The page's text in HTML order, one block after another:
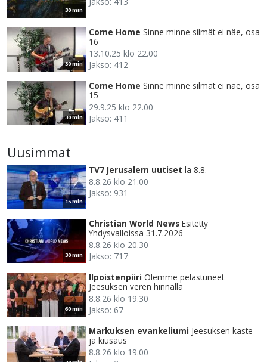
30 min
30 min
Come Home Sinne minne silmät ei näe, osa
16
13.10.25 klo 22.00
Jakso: 412
30 min
Come Home Sinne minne silmät ei näe, osa
15
29.9.25 klo 22.00
Jakso: 411
Uusimmat
15 min
TV7 Jerusalem uutiset la 8.8.
8.8.26 klo 21.00
Jakso: 931
30 min
Christian World News Esitetty
Yhdysvalloissa 31.7.2026
8.8.26 klo 20.30
Jakso: 717
60 min
Ilpoistenpiiri Olemme pelastuneet
Jeesuksen veren hinnalla
8.8.26 klo 19.30
Jakso: 67
Markuksen evankeliumi Jeesuksen kaste
ja kiusaus
8.8.26 klo 19.00